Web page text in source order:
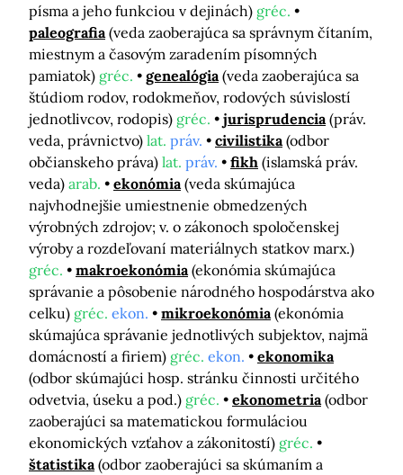
písma a jeho funkciou v dejinách) gréc.
paleografia (veda zaoberajúca sa správnym čítaním,
miestnym a časovým zaradením písomných
pamiatok) gréc. genealógia (veda zaoberajúca sa
štúdiom rodov, rodokmeňov, rodových súvislostí
jednotlivcov, rodopis) gréc. jurisprudencia (práv.
veda, právnictvo) lat. práv. civilistika (odbor
občianskeho práva) lat. práv. fikh (islamská práv.
veda) arab. ekonómia (veda skúmajúca
najvhodnejšie umiestnenie obmedzených
výrobných zdrojov; v. o zákonoch spoločenskej
výroby a rozdeľovaní materiálnych statkov marx.)
gréc.
makroekonómia (ekonómia skúmajúca
správanie a pôsobenie národného hospodárstva ako
celku) gréc. ekon. mikroekonómia (ekonómia
skúmajúca správanie jednotlivých subjektov, najmä
domácností a firiem) gréc. ekon.
ekonomika
(odbor skúmajúci hosp. stránku činnosti určitého
odvetvia, úseku a pod.) gréc. ekonometria (odbor
zaoberajúci sa matematickou formuláciou
ekonomických vzťahov a zákonitostí) gréc.
štatistika (odbor zaoberajúci sa skúmaním a